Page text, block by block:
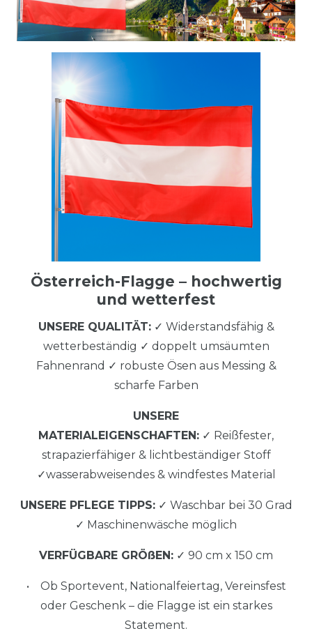
Österreich-Flagge – hochwertig
und wetterfest
UNSERE QUALITÄT:✓ Widerstandsfähig &
wetterbeständig ✓ doppelt umsäumten
Fahnenrand ✓ robuste Ösen aus Messing &
scharfe Farben
UNSERE
MATERIALEIGENSCHAFTEN: ✓ Reißfester,
strapazierfähiger & lichtbeständiger Stoff
✓wasserabweisendes & windfestes Material
UNSERE PFLEGE TIPPS:✓ Waschbar bei 30 Grad
✓ Maschinenwäsche möglich
VERFÜGBARE GRÖßEN: ✓ 90 cm x 150 cm
• Ob Sportevent, Nationalfeiertag, Vereinsfest
oder Geschenk – die Flagge ist ein starkes
Statement.